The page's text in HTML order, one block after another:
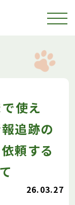
使え
追跡の
頼する
26.03.27